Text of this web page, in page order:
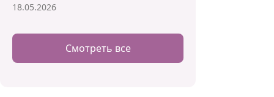
18.05.2026
Смотреть все